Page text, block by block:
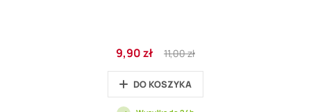
Cena
promocyjna
9,90 zł
Regular
Price
11,00 zł
DO KOSZYKA